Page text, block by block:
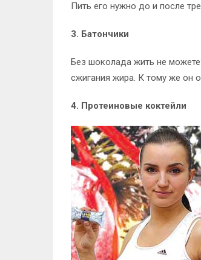
Пить его нужно до и после
3. Батончики
Без шоколада жить не
сжигания жира. К тому же он
4. Протеиновые коктейли